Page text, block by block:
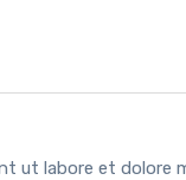
ut labore et dolore